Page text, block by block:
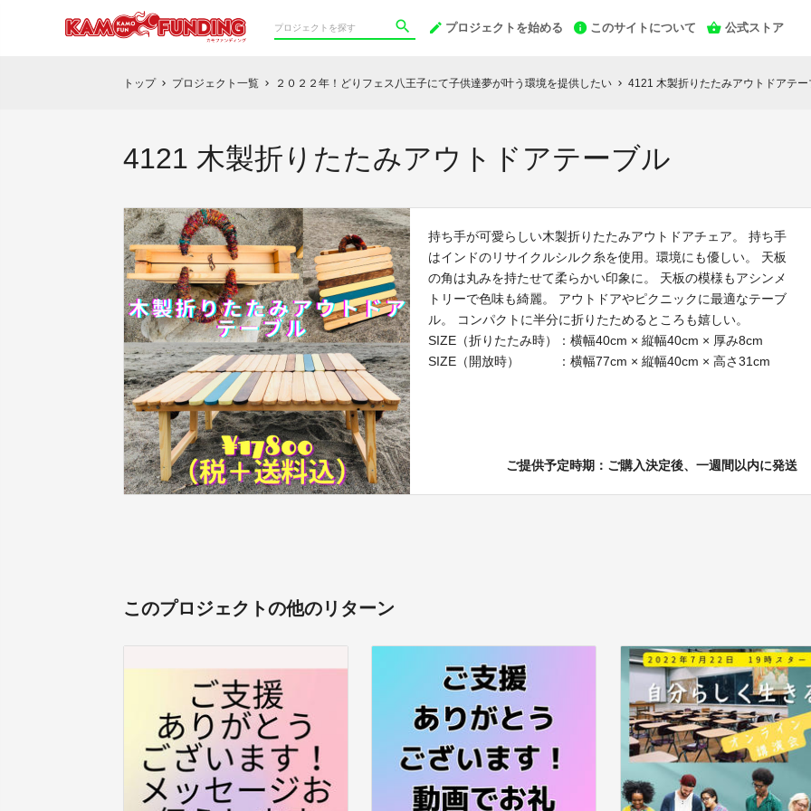
プロジェクトを始める このサイトについて 公式ストア
トップ chevron_right プロジェクト一覧 chevron_right ２０２２年！どりフェス八王子にて子供達夢が叶う環境を提供したい chevron_right 4121 木製折りたたみアウトドアテー
4121 木製折りたたみアウトドアテーブル
持ち手が可愛らしい木製折りたたみアウトドアチェア。 持ち手
はインドのリサイクルシルク糸を使用。環境にも優しい。 天板
の角は丸みを持たせて柔らかい印象に。 天板の模様もアシンメ
トリーで色味も綺麗。 アウトドアやピクニックに最適なテーブ
ル。 コンパクトに半分に折りたためるところも嬉しい。
SIZE（折りたたみ時）：横幅40cm × 縦幅40cm × 厚み8cm
SIZE（開放時） ：横幅77cm × 縦幅40cm × 高さ31cm
ご提供予定時期：ご購入決定後、一週間以内に発送
このプロジェクトの他のリターン